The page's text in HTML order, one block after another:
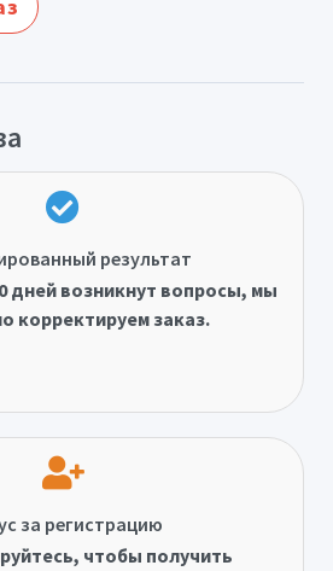
результат
дней возникнут вопросы, мы
корректируем заказ.
за регистрацию
чтобы получить